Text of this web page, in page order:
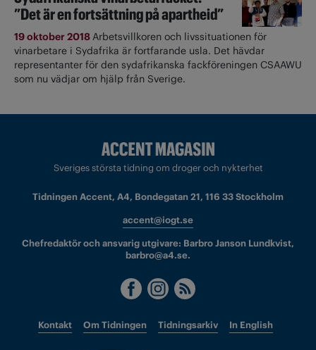
”Det är en fortsättning på apartheid”
19 oktober 2018Arbetsvillkoren och livssituationen för
vinarbetare i Sydafrika är fortfarande usla. Det hävdar
representanter för den sydafrikanska fackföreningen CSAAWU
som nu vädjar om hjälp från Sverige.
Sveriges största tidning om droger och nykterhet
Tidningen Accent, A4, Bondegatan 21, 116 33 Stockholm
accent@iogt.se
Chefredaktör och ansvarig utgivare: Barbro Janson Lundkvist,
barbro@a4.se.
Kontakt Om Tidningen Tidningsarkiv In English